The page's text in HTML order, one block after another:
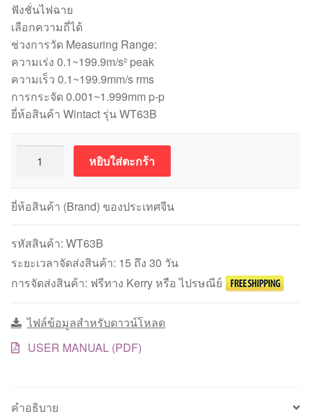
ฟังชั่นไฟฉาย
เลือกความถี่ได้
ช่วงการวัด Measuring Range:
ความเร่ง 0.1~199.9m/s² peak
ความเร็ว 0.1~199.9mm/s rms
การกระจัด 0.001~1.999mm p-p
ยี่ห้อสินค้า Wintact รุ่น WT63B
WINTACT
WT63B
เครื่อง
วัด
ความ
สั่น
สะเทือน
แบบ
Portable
Vibration
หยิบใส่ตะกร้า
ยี่ห้อสินค้า (Brand) ของประเทศจีน
รหัสสินค้า: WT63B
ระยะเวลาจัดส่งสินค้า: 15 ถึง 30 วัน
การจัดส่งสินค้า: ฟรีทาง Kerry หรือ ไปรษณีย์
ไฟล์ข้อมูลสำหรับดาวน์โหลด
USER MANUAL (PDF)
คำอธิบาย